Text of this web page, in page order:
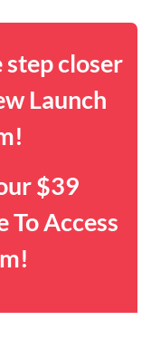
closer
Launch
$39
To Access